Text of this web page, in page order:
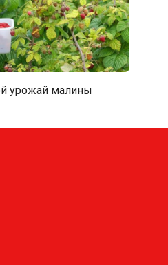
урожай малины